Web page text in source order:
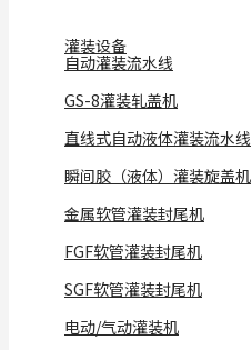
灌装设备
自动灌装流水线
GS-8灌装轧盖机
直线式自动液体灌装流水线
瞬间胶（液体）灌装旋盖机
金属软管灌装封尾机
FGF软管灌装封尾机
SGF软管灌装封尾机
电动/气动灌装机